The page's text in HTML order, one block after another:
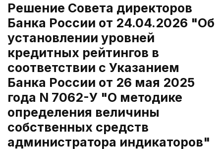
Решение Совета директоров
Банка России от 24.04.2026 "Об
установлении уровней
кредитных рейтингов в
соответствии с Указанием
Банка России от 26 мая 2025
года N 7062-У "О методике
определения величины
собственных средств
администратора индикаторов"